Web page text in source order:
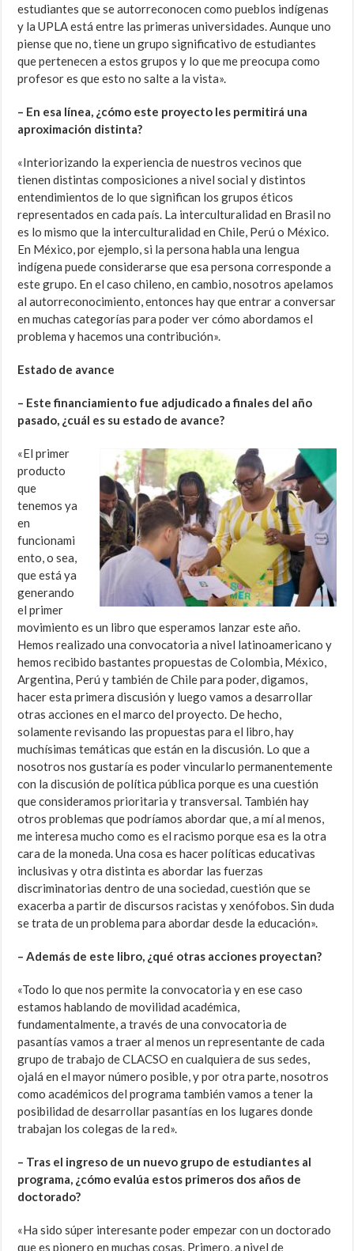
estudiantes que se autorreconocen como pueblos indígenas
y la UPLA está entre las primeras universidades. Aunque uno
piense que no, tiene un grupo significativo de estudiantes
que pertenecen a estos grupos y lo que me preocupa como
profesor es que esto no salte a la vista».
– En esa línea, ¿cómo este proyecto les permitirá una
aproximación distinta?
«Interiorizando la experiencia de nuestros vecinos que
tienen distintas composiciones a nivel social y distintos
entendimientos de lo que significan los grupos éticos
representados en cada país. La interculturalidad en Brasil no
es lo mismo que la interculturalidad en Chile, Perú o México.
En México, por ejemplo, si la persona habla una lengua
indígena puede considerarse que esa persona corresponde a
este grupo. En el caso chileno, en cambio, nosotros apelamos
al autorreconocimiento, entonces hay que entrar a conversar
en muchas categorías para poder ver cómo abordamos el
problema y hacemos una contribución».
Estado de avance
– Este financiamiento fue adjudicado a finales del año
pasado, ¿cuál es su estado de avance?
«El primer
producto
que
tenemos ya
en
funcionami
ento, o sea,
que está ya
generando
el primer
movimiento es un libro que esperamos lanzar este año.
Hemos realizado una convocatoria a nivel latinoamericano y
hemos recibido bastantes propuestas de Colombia, México,
Argentina, Perú y también de Chile para poder, digamos,
hacer esta primera discusión y luego vamos a desarrollar
otras acciones en el marco del proyecto. De hecho,
solamente revisando las propuestas para el libro, hay
muchísimas temáticas que están en la discusión. Lo que a
nosotros nos gustaría es poder vincularlo permanentemente
con la discusión de política pública porque es una cuestión
que consideramos prioritaria y transversal. También hay
otros problemas que podríamos abordar que, a mí al menos,
me interesa mucho como es el racismo porque esa es la otra
cara de la moneda. Una cosa es hacer políticas educativas
inclusivas y otra distinta es abordar las fuerzas
discriminatorias dentro de una sociedad, cuestión que se
exacerba a partir de discursos racistas y xenófobos. Sin duda
se trata de un problema para abordar desde la educación».
– Además de este libro, ¿qué otras acciones proyectan?
«Todo lo que nos permite la convocatoria y en ese caso
estamos hablando de movilidad académica,
fundamentalmente, a través de una convocatoria de
pasantías vamos a traer al menos un representante de cada
grupo de trabajo de CLACSO en cualquiera de sus sedes,
ojalá en el mayor número posible, y por otra parte, nosotros
como académicos del programa también vamos a tener la
posibilidad de desarrollar pasantías en los lugares donde
trabajan los colegas de la red».
– Tras el ingreso de un nuevo grupo de estudiantes al
programa, ¿cómo evalúa estos primeros dos años de
doctorado?
«Ha sido súper interesante poder empezar con un doctorado
que es pionero en muchas cosas. Primero, a nivel de